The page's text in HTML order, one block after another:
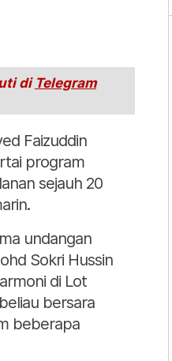
di Telegram
Faizuddin
program
sejauh 20
undangan
Sokri Hussin
di Lot
bersara
beberapa